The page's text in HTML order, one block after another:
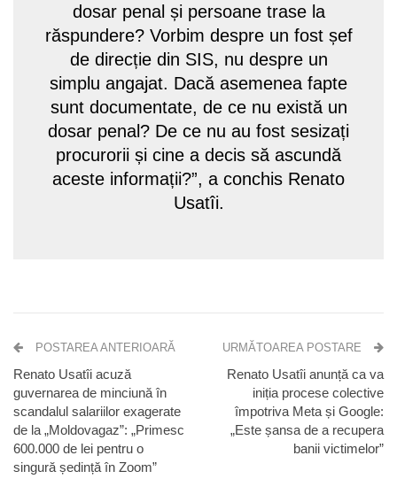
dosar penal și persoane trase la
răspundere? Vorbim despre un fost șef
de direcție din SIS, nu despre un
simplu angajat. Dacă asemenea fapte
sunt documentate, de ce nu există un
dosar penal? De ce nu au fost sesizați
procurorii și cine a decis să ascundă
aceste informații?”, a conchis Renato
Usatîi.
POSTAREA ANTERIOARĂ
Renato Usatîi acuză
guvernarea de minciună în
scandalul salariilor exagerate
de la „Moldovagaz”: „Primesc
600.000 de lei pentru o
singură ședință în Zoom”
URMĂTOAREA POSTARE
Renato Usatîi anunță ca va
iniția procese colective
împotriva Meta și Google:
„Este șansa de a recupera
banii victimelor”